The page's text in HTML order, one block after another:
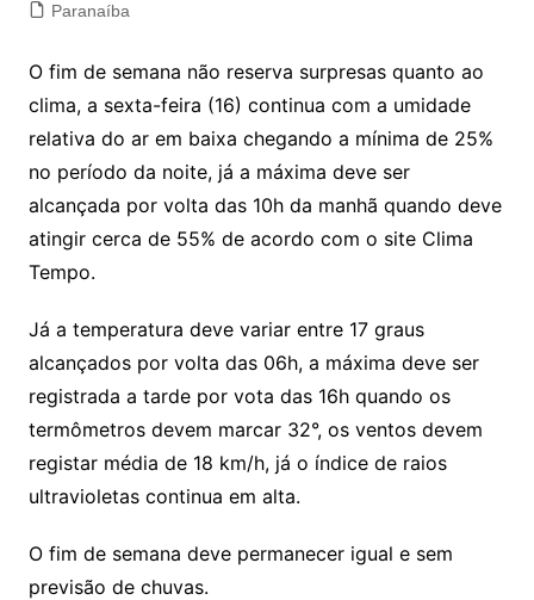
Paranaíba
O fim de semana não reserva surpresas quanto ao
clima, a sexta-feira (16) continua com a umidade
relativa do ar em baixa chegando a mínima de 25%
no período da noite, já a máxima deve ser
alcançada por volta das 10h da manhã quando deve
atingir cerca de 55% de acordo com o site Clima
Tempo.
Já a temperatura deve variar entre 17 graus
alcançados por volta das 06h, a máxima deve ser
registrada a tarde por vota das 16h quando os
termômetros devem marcar 32°, os ventos devem
registar média de 18 km/h, já o índice de raios
ultravioletas continua em alta.
O fim de semana deve permanecer igual e sem
previsão de chuvas.